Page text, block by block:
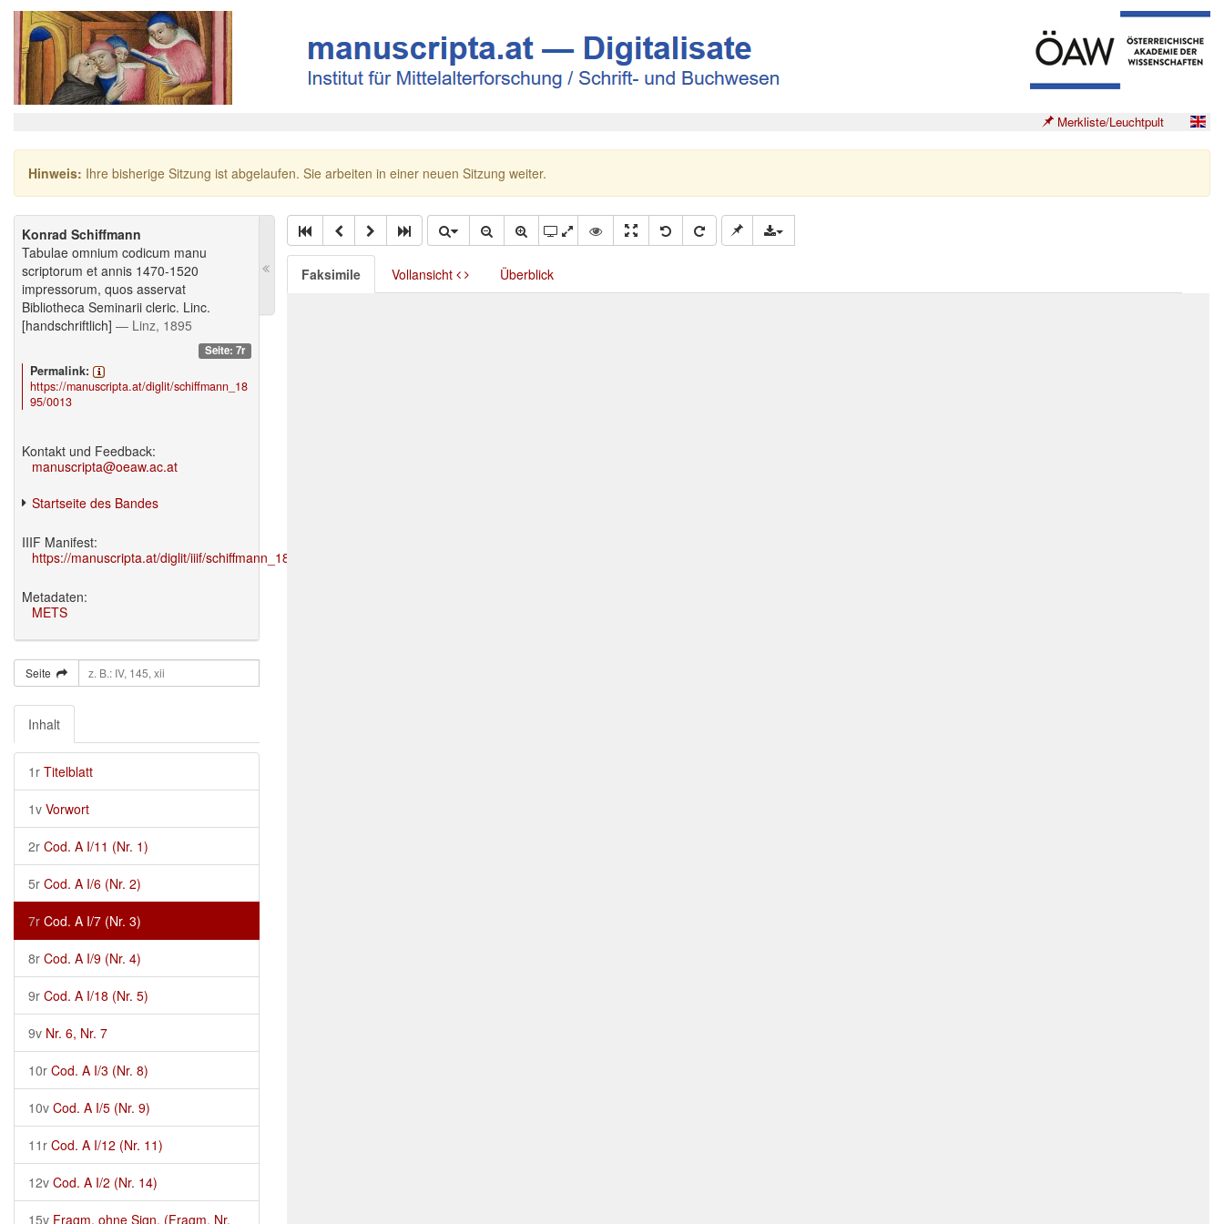
Merkliste/Leuchtpult
Hinweis: Ihre bisherige Sitzung ist abgelaufen. Sie arbeiten in einer neuen Sitzung weiter.
Konrad Schiffmann
Tabulae omnium codicum manu
scriptorum et annis 1470-1520
impressorum, quos asservat
Bibliotheca Seminarii cleric. Linc.
[handschriftlich] — Linz, 1895
Seite: 7r
Permalink:
https://manuscripta.at/diglit/schiffmann_18
95/0013
Kontakt und Feedback:
manuscripta@oeaw.ac.at
Startseite des Bandes
IIIF Manifest:
https://manuscripta.at/diglit/iiif/schiffmann_1895/manifest.json
Metadaten:
METS
Seite
Inhalt
1r Titelblatt
1v Vorwort
2r Cod. A I/11 (Nr. 1)
5r Cod. A I/6 (Nr. 2)
7r Cod. A I/7 (Nr. 3)
8r Cod. A I/9 (Nr. 4)
9r Cod. A I/18 (Nr. 5)
9v Nr. 6, Nr. 7
10r Cod. A I/3 (Nr. 8)
10v Cod. A I/5 (Nr. 9)
11r Cod. A I/12 (Nr. 11)
12v Cod. A I/2 (Nr. 14)
15v Fragm. ohne Sign. (Fragm. Nr.
Faksimile Vollansicht Überblick